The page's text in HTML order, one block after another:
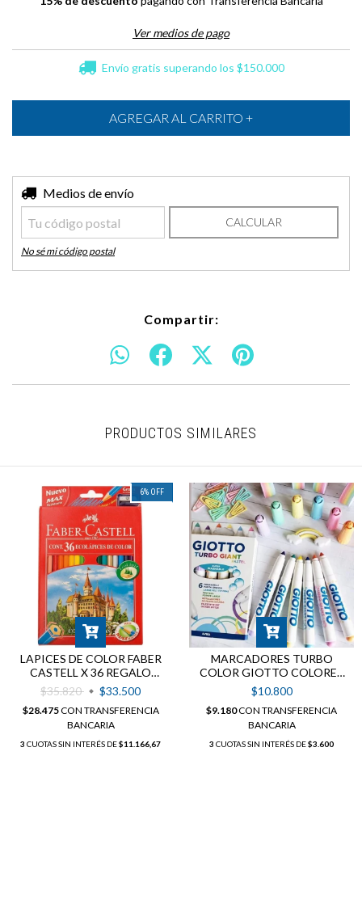
Ver medios de pago
Envío gratis superando los $150.000
Entregas para el CP:
Medios de envío
CALCULAR
No sé mi código postal
Compartir:
PRODUCTOS SIMILARES
6% OFF
LAPICES DE COLOR FABER
CASTELL X 36 REGALO
SACAPUNTAS
$35.820 $33.500
$28.475CON TRANSFERENCIA
BANCARIA
3 CUOTAS SIN INTERÉS DE$11.166,67
MARCADORES TURBO
COLOR GIOTTO COLORES
PASTEL X6
$10.800
$9.180CON TRANSFERENCIA
BANCARIA
3 CUOTAS SIN INTERÉS DE$3.600